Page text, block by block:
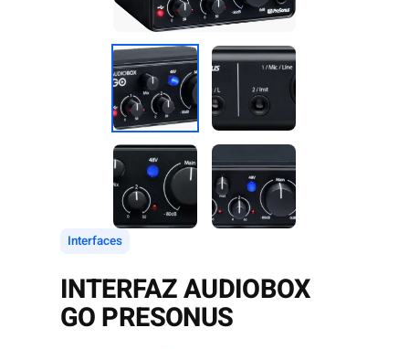
Interfaces
INTERFAZ AUDIOBOX
GO PRESONUS